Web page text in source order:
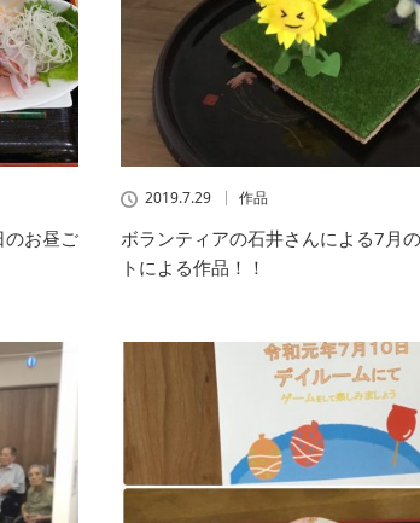
お昼ご
2019.7.29 作品
ボランティアの石井さんによる7月
トによる作品！！